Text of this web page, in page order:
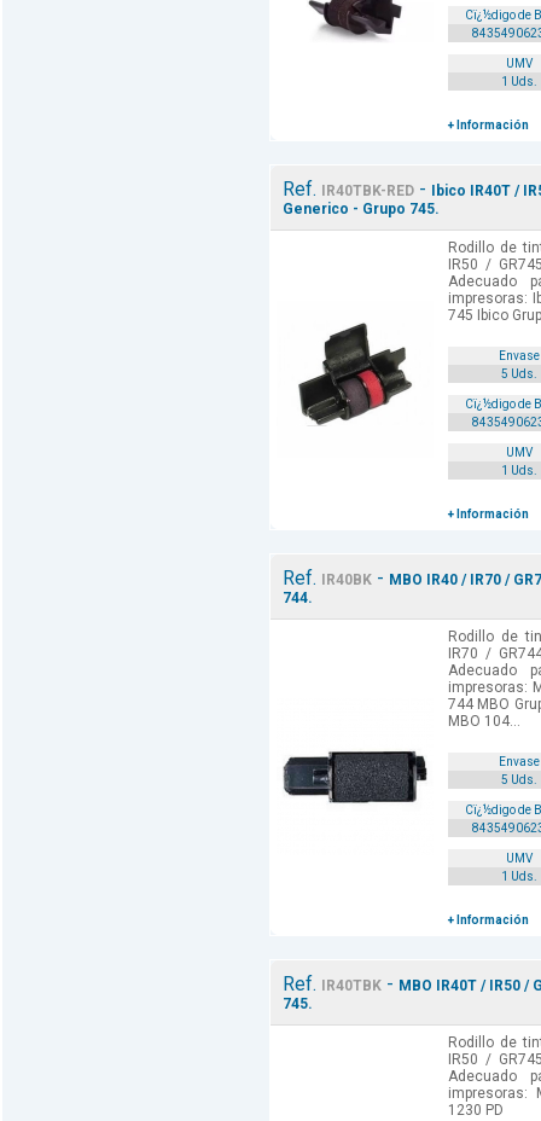
Cï¿½digo de
UMV
1 Uds.
+ Información
Ref. IR40TBK-RED-
Ibico IR40T /
Generico - Grupo 745.
Rodillo de
IR50 /
Adecuado
impresoras:
745 Ibico
Envase
5 Uds.
Cï¿½digo de
UMV
1 Uds.
+ Información
Ref. IR40BK- MBO IR40 / IR70 /
744.
Rodillo de
IR70 /
Adecuado
impresoras:
744 MBO
MBO 104...
Envase
5 Uds.
Cï¿½digo de
UMV
1 Uds.
+ Información
Ref. IR40TBK- MBO IR40T / IR50 /
745.
Rodillo de
IR50 /
Adecuado
impresoras:
1230 PD